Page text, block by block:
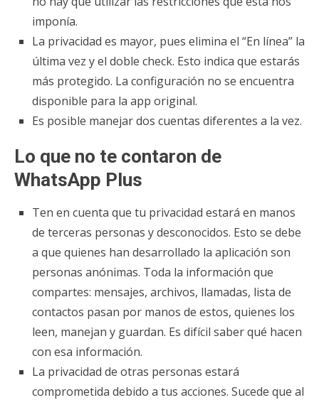
imponía.
La privacidad es mayor, pues elimina el “En línea” la
última vez y el doble check. Esto indica que estarás
más protegido. La configuración no se encuentra
disponible para la app original.
Es posible manejar dos cuentas diferentes a la vez.
Lo que no te contaron de
WhatsApp Plus
Ten en cuenta que tu privacidad estará en manos
de terceras personas y desconocidos. Esto se debe
a que quienes han desarrollado la aplicación son
personas anónimas. Toda la información que
compartes: mensajes, archivos, llamadas, lista de
contactos pasan por manos de estos, quienes los
leen, manejan y guardan. Es difícil saber qué hacen
con esa información.
La privacidad de otras personas estará
comprometida debido a tus acciones. Sucede que al